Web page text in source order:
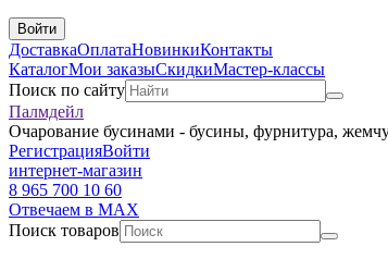
Войти
ДоставкаОплатаНовинкиКонтакты
КаталогМои заказыСкидкиМастер-классы
Поиск по сайту
Палмдейл
Очарование бусинами - бусины, фурнитура,
РегистрацияВойти
интернет-магазин
8 965 700 10 60
Отвечаем в MAX
Поиск товаров